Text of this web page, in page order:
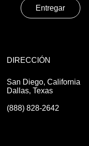
Entregar
DIRECCIÓN
San Diego, California
Dallas, Texas
(888) 828-2642